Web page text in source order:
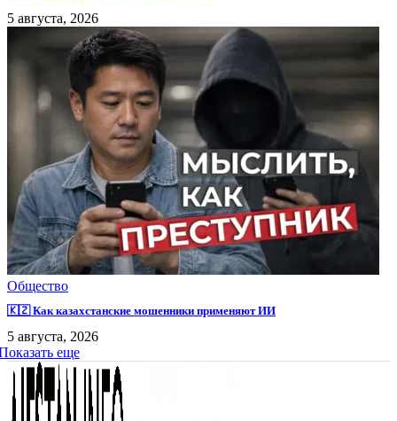
5 августа, 2026
Общество
🇰🇿 Как казахстанские мошенники применяют ИИ
5 августа, 2026
еще